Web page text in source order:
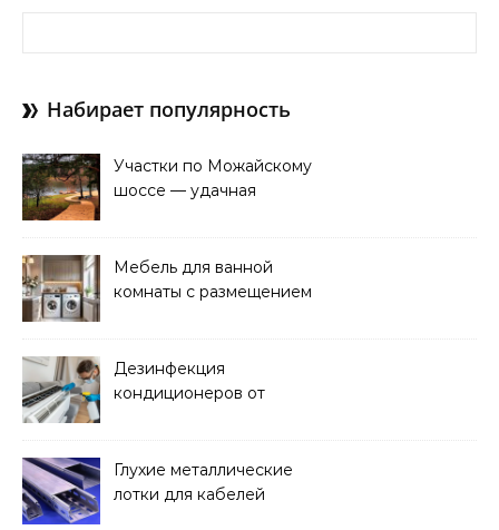
Набирает популярность
Участки по Можайскому
шоссе — удачная
Мебель для ванной
комнаты с размещением
Дезинфекция
кондиционеров от
Глухие металлические
лотки для кабелей